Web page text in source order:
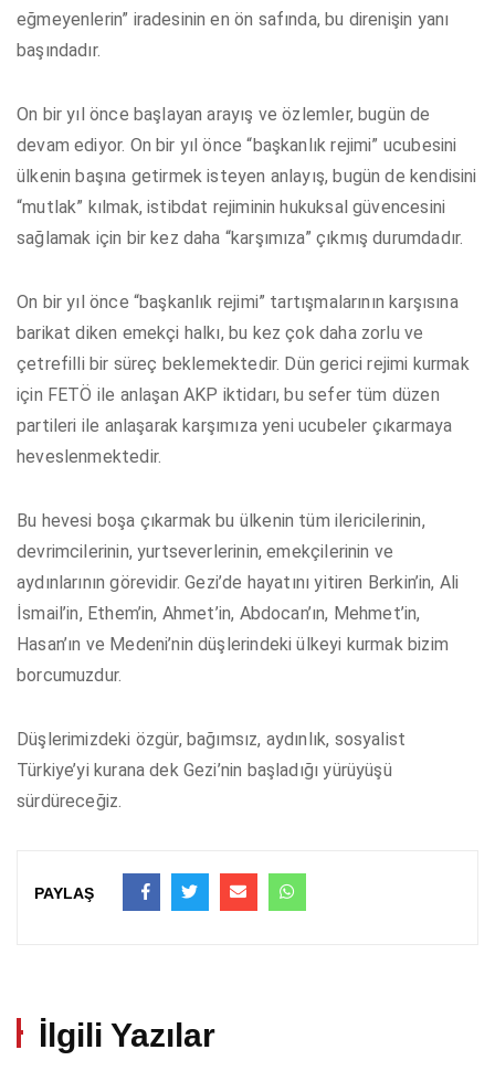
eğmeyenlerin” iradesinin en ön safında, bu direnişin yanı
başındadır.
On bir yıl önce başlayan arayış ve özlemler, bugün de
devam ediyor. On bir yıl önce “başkanlık rejimi” ucubesini
ülkenin başına getirmek isteyen anlayış, bugün de kendisini
“mutlak” kılmak, istibdat rejiminin hukuksal güvencesini
sağlamak için bir kez daha “karşımıza” çıkmış durumdadır.
On bir yıl önce “başkanlık rejimi” tartışmalarının karşısına
barikat diken emekçi halkı, bu kez çok daha zorlu ve
çetrefilli bir süreç beklemektedir. Dün gerici rejimi kurmak
için FETÖ ile anlaşan AKP iktidarı, bu sefer tüm düzen
partileri ile anlaşarak karşımıza yeni ucubeler çıkarmaya
heveslenmektedir.
Bu hevesi boşa çıkarmak bu ülkenin tüm ilericilerinin,
devrimcilerinin, yurtseverlerinin, emekçilerinin ve
aydınlarının görevidir. Gezi’de hayatını yitiren Berkin’in, Ali
İsmail’in, Ethem’in, Ahmet’in, Abdocan’ın, Mehmet’in,
Hasan’ın ve Medeni’nin düşlerindeki ülkeyi kurmak bizim
borcumuzdur.
Düşlerimizdeki özgür, bağımsız, aydınlık, sosyalist
Türkiye’yi kurana dek Gezi’nin başladığı yürüyüşü
sürdüreceğiz.
PAYLAŞ
İlgili Yazılar